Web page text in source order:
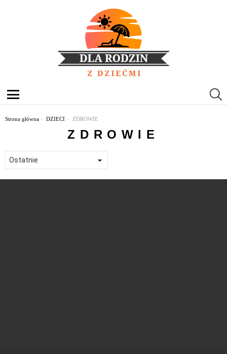
Menu
Jesteś tutaj:
Strona główna DZIECI ZDROWIE
ZDROWIE